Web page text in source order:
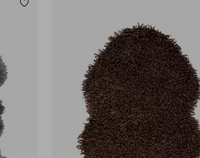
Lägg till i favoriter